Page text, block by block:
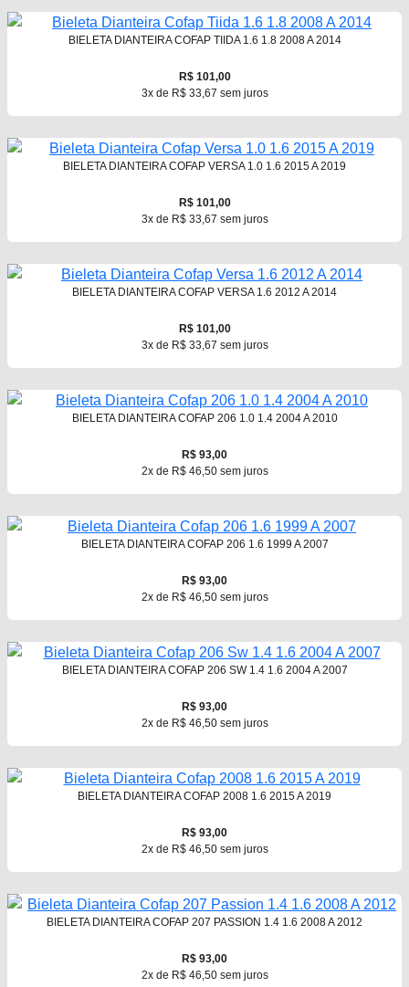
BIELETA DIANTEIRA COFAP TIIDA 1.6 1.8 2008 A 2014
R$ 101,00
3x de R$ 33,67 sem juros
BIELETA DIANTEIRA COFAP VERSA 1.0 1.6 2015 A 2019
R$ 101,00
3x de R$ 33,67 sem juros
BIELETA DIANTEIRA COFAP VERSA 1.6 2012 A 2014
R$ 101,00
3x de R$ 33,67 sem juros
BIELETA DIANTEIRA COFAP 206 1.0 1.4 2004 A 2010
R$ 93,00
2x de R$ 46,50 sem juros
BIELETA DIANTEIRA COFAP 206 1.6 1999 A 2007
R$ 93,00
2x de R$ 46,50 sem juros
BIELETA DIANTEIRA COFAP 206 SW 1.4 1.6 2004 A 2007
R$ 93,00
2x de R$ 46,50 sem juros
BIELETA DIANTEIRA COFAP 2008 1.6 2015 A 2019
R$ 93,00
2x de R$ 46,50 sem juros
BIELETA DIANTEIRA COFAP 207 PASSION 1.4 1.6 2008 A 2012
R$ 93,00
2x de R$ 46,50 sem juros